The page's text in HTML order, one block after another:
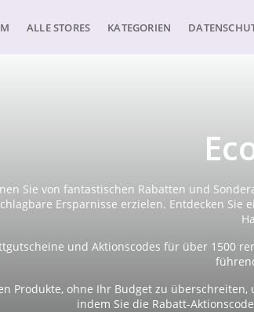
ALLE STORES KATEGORIEN
Sie von fantastischen Rabatten und
Ersparnisse erzielen. Entdecken
und Aktionscodes für über 1500
Produkte, ohne Ihr Budget zu
indem Sie die Rabatt-